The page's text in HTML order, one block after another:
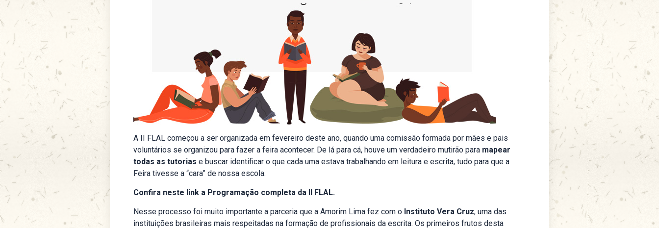
A II FLAL começou a ser organizada em fevereiro deste ano, quando uma comissão formada por mães e pais
voluntários se organizou para fazer a feira acontecer. De lá para cá, houve um verdadeiro mutirão para mapear
todas as tutorias e buscar identificar o que cada uma estava trabalhando em leitura e escrita, tudo para que a
Feira tivesse a “cara” de nossa escola.
Confira neste link a Programação completa da II FLAL.
Nesse processo foi muito importante a parceria que a Amorim Lima fez com o Instituto Vera Cruz, uma das
instituições brasileiras mais respeitadas na formação de profissionais da escrita. Os primeiros frutos desta